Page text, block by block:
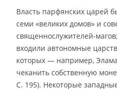
Власть парфянских царей
семи «великих домов» и
священнослужителей-
входили автономные
которых — например,
чеканить собственную
С. 195). Некоторые